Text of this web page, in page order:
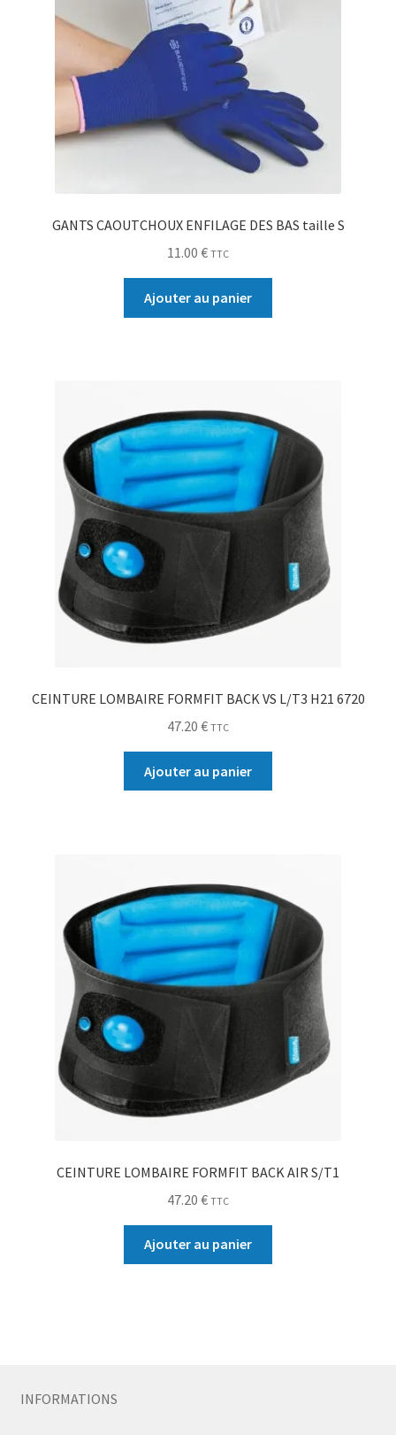
GANTS CAOUTCHOUX ENFILAGE DES BAS taille S
11.00 € TTC
Ajouter au panier
CEINTURE LOMBAIRE FORMFIT BACK VS L/T3 H21 6720
47.20 € TTC
Ajouter au panier
CEINTURE LOMBAIRE FORMFIT BACK AIR S/T1
47.20 € TTC
Ajouter au panier
INFORMATIONS